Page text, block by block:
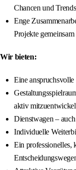
Chancen und
Enge
Projekte
Wir bieten:
Eine
aktiv
Dienstwagen –
Individuelle
Ein professionelles,